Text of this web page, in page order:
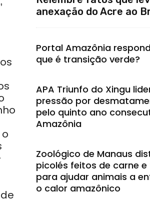
anexação do Acre ao
Portal Amazônia
que é transição verde?
APA Triunfo do Xingu
pressão por
pelo quinto ano
Amazônia
Zoológico de Manaus
picolés feitos de carne
para ajudar animais a
o calor amazônico